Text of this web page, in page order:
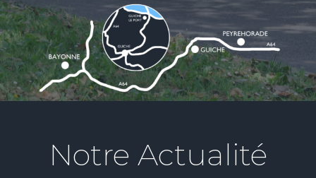
Notre Actualité